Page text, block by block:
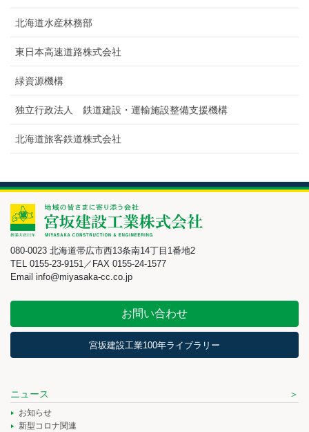
北海道水産林務部
東日本高速道路株式会社
緑資源機構
独立行政法人 鉄道建設・運輸施設整備支援機構
北海道旅客鉄道株式会社
080-0023 北海道帯広市西13条南14丁目1番地2
TEL 0155-23-9151／FAX 0155-24-1577
Email info@miyasaka-cc.co.jp
お問い合わせ
宮坂建設工業100年ライブラリー
ニュース
お知らせ
新型コロナ関連